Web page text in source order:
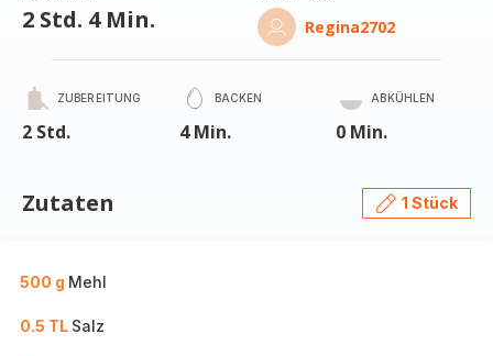
2 Std. 4 Min. Regina2702
ZUBEREITUNG
2 Std.
BACKEN
4 Min.
ABKÜHLEN
0 Min.
Zutaten 1 Stück
500 g Mehl
0.5 TL Salz